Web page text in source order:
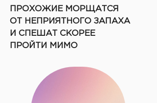
ПРОХОЖИЕ МОРЩАТСЯ
ОТ НЕПРИЯТНОГО ЗАПАХА
И СПЕШАТ СКОРЕЕ
ПРОЙТИ МИМО